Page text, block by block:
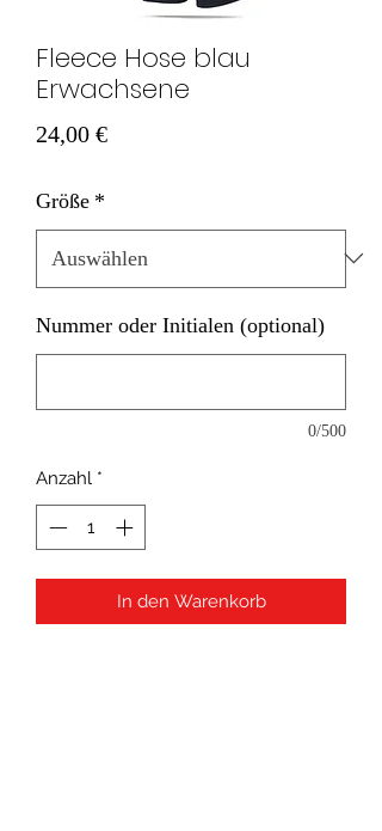
Fleece Hose blau
Erwachsene
24,00 €Preis
Größe *
Nummer oder Initialen (optional)
0/500
Anzahl *
In den Warenkorb